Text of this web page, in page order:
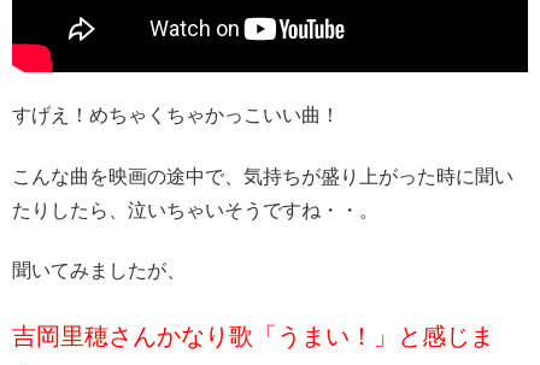
すげえ！めちゃくちゃかっこいい曲！
こんな曲を映画の途中で、気持ちが盛り上がった時に聞い
たりしたら、泣いちゃいそうですね・・。
聞いてみましたが、
吉岡里穂さんかなり歌「うまい！」と感じま